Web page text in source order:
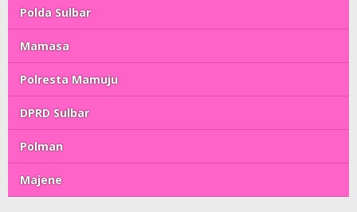
Polda Sulbar
Mamasa
Polresta Mamuju
DPRD Sulbar
Polman
Majene